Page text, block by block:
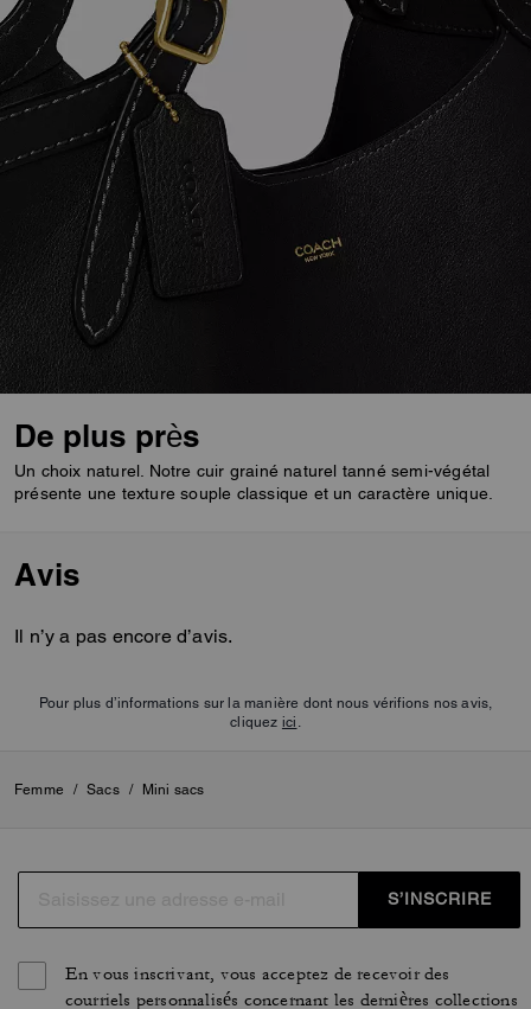
De plus près
Un choix naturel. Notre cuir grainé naturel tanné semi-végétal
présente une texture souple classique et un caractère unique.
Avis
Il n’y a pas encore d’avis.
Pour plus d’informations sur la manière dont nous vérifions nos avis,
cliquez ici
Femme / Sacs / Mini sacs
S’INSCRIRE
En vous inscrivant, vous acceptez de recevoir des
courriels personnalisés concernant les dernières collections